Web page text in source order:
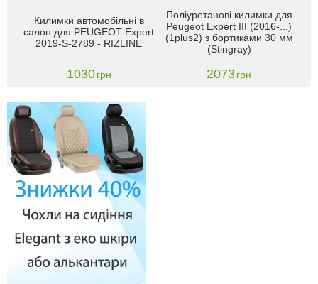
Килимки автомобільні в
салон для PEUGEOT Expert
2019-S-2789 - RIZLINE
1030 грн
Поліуретанові килимки для
Peugeot Expert III (2016-...)
(1plus2) з бортиками 30 мм
(Stingray)
2073грн